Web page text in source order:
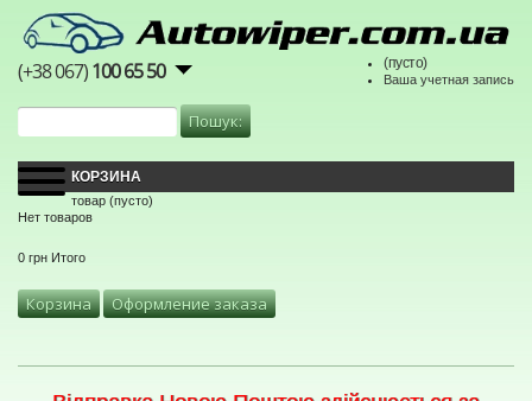
(+38 067)100 65 50 (пусто)
Ваша учетная запись
КОРЗИНА
товар (пусто)
Нет товаров
0 грн Итого
Корзина Оформление заказа